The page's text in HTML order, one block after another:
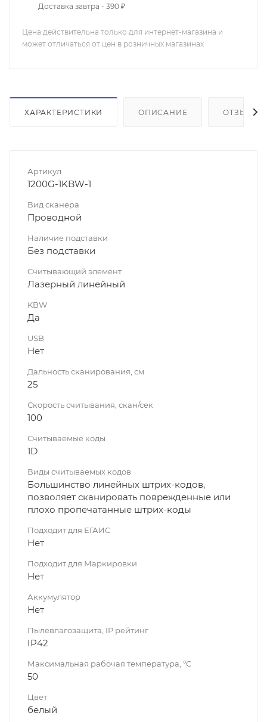
Доставка завтра - 390 ₽
Цена действительна только для интернет-магазина и
может отличаться от цен в розничных магазинах
ХАРАКТЕРИСТИКИ ОПИСАНИЕ ОТЗЫВЫ
Артикул
1200G-1KBW-1
Вид сканера
Проводной
Наличие подставки
Без подставки
Считывающий элемент
Лазерный линейный
KBW
Да
USB
Нет
Дальность сканирования, см
25
Скорость считывания, скан/сек
100
Считываемые коды
1D
Виды считываемых кодов
Большинство линейных штрих-кодов,
позволяет сканировать поврежденные или
плохо пропечатанные штрих-коды
Подходит для ЕГАИС
Нет
Подходит для Маркировки
Нет
Аккумулятор
Нет
Пылевлагозащита, IP рейтинг
IP42
Максимальная рабочая температура, °C
50
Цвет
белый